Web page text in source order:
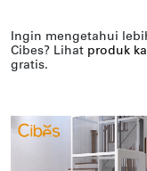
Ingin mengetahui
Cibes? Lihat produk
gratis.